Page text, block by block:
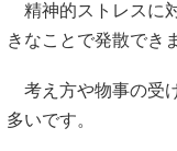
精神的ストレスに
きなことで発散でき
考え方や物事の受
多いです。